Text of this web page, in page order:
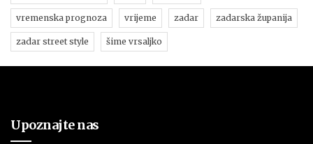
vremenska prognoza vrijeme zadar zadarska županija
zadar street style šime vrsaljko
Upoznajte nas